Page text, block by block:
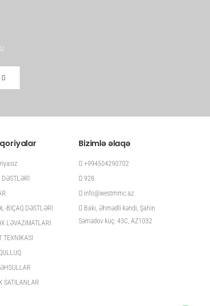
DƏSTLƏRİ
BIÇAQ DƏSTLƏRİ
LƏVAZiMATLARI
TEXNİKASI
SATILANLAR
Bizimlə əlaqə
+994504290702
928
info@westmmc.az
Bakı, Əhmədli kəndi, Şahin
Səmədov küç. 43C, AZ1032